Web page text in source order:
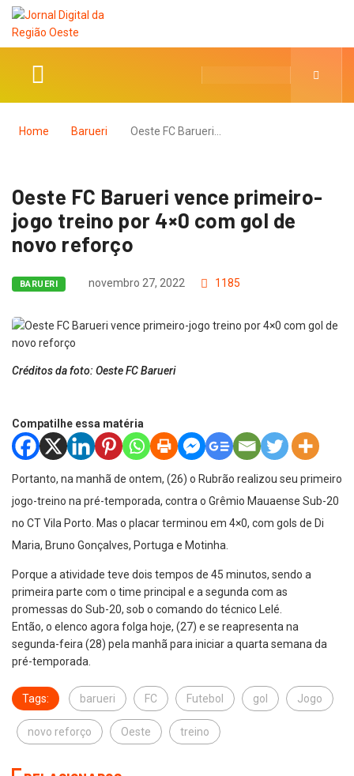
Home Barueri Oeste FC Barueri…
Oeste FC Barueri vence primeiro-
jogo treino por 4×0 com gol de
novo reforço
BARUERI novembro 27, 2022 1185
Créditos da foto: Oeste FC Barueri
Compatilhe essa matéria
Portanto, na manhã de ontem, (26) o Rubrão realizou seu primeiro
jogo-treino na pré-temporada, contra o Grêmio Mauaense Sub-20
no CT Vila Porto. Mas o placar terminou em 4×0, com gols de Di
Maria, Bruno Gonçalves, Portuga e Motinha.
Porque a atividade teve dois tempos de 45 minutos, sendo a
primeira parte com o time principal e a segunda com as
promessas do Sub-20, sob o comando do técnico Lelé.
Então, o elenco agora folga hoje, (27) e se reapresenta na
segunda-feira (28) pela manhã para iniciar a quarta semana da
pré-temporada.
Tags: barueri FC Futebol gol Jogo
novo reforço Oeste treino